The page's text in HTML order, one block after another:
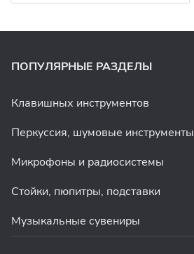
ПОПУЛЯРНЫЕ РАЗДЕЛЫ
Клавишных инструментов
Перкуссия, шумовые инструменты
Микрофоны и радиосистемы
Стойки, пюпитры, подставки
Музыкальные сувениры